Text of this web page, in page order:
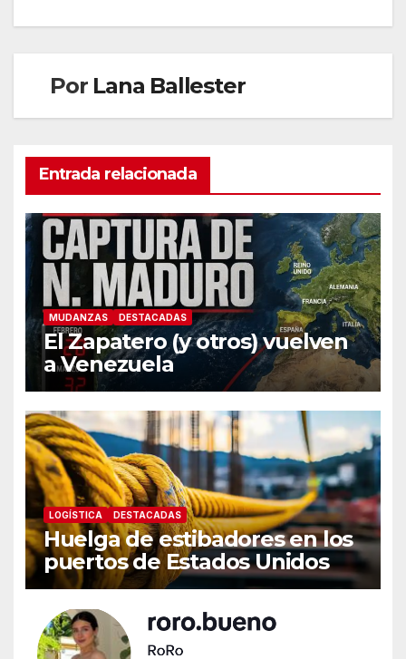
Por Lana Ballester
Entrada relacionada
MUDANZAS DESTACADAS
El Zapatero (y otros) vuelven
a Venezuela
LOGÍSTICA DESTACADAS
Huelga de estibadores en los
puertos de Estados Unidos